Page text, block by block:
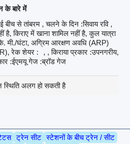
के बारे में
बीच से तांबरम , चलने के दिन :सिवाय रवि ,
किराए में खाना शामिल नहीं है, कुल यात्रा
घंटा, अग्रिम आरक्षण अवधि (ARP)
रेक शेयर :
, , किराया प्रकार :उपनगरीय,
:ईएमयू गेज :ब्रॉड गेज
स्थिति अलग हो सकती है
ट्रेन सीट स्टेशनों के बीच ट्रेन / सीट